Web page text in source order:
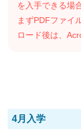
を入手できる場
まずPDFファイ
ロード後は、
4月入学